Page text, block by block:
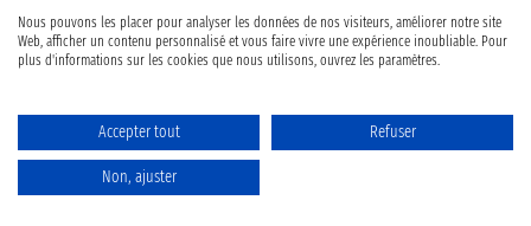
Nous pouvons les placer pour analyser les données de nos visiteurs, améliorer notre site
Web, afficher un contenu personnalisé et vous faire vivre une expérience inoubliable. Pour
plus d'informations sur les cookies que nous utilisons, ouvrez les paramètres.
Accepter tout Refuser
Non, ajuster